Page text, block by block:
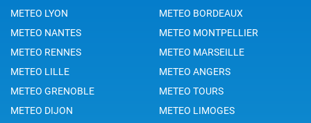
METEO LYON
METEO BORDEAUX
METEO NANTES
METEO MONTPELLIER
METEO RENNES
METEO MARSEILLE
METEO LILLE
METEO ANGERS
METEO GRENOBLE
METEO TOURS
METEO DIJON
METEO LIMOGES